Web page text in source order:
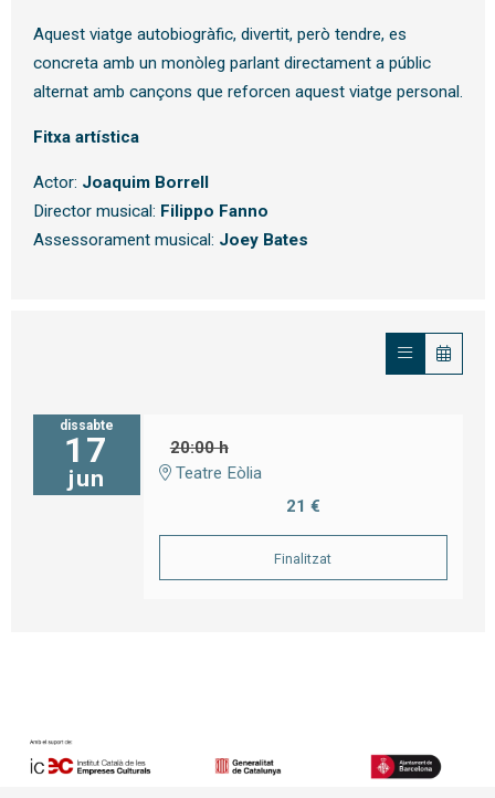
Aquest viatge autobiogràfic, divertit, però tendre, es
concreta amb un monòleg parlant directament a públic
alternat amb cançons que reforcen aquest viatge personal.
Fitxa artística
Actor: Joaquim Borrell
Director musical: Filippo Fanno
Assessorament musical: Joey Bates
dissabte
17
jun
20:00 h
Teatre Eòlia
21 €
Finalitzat